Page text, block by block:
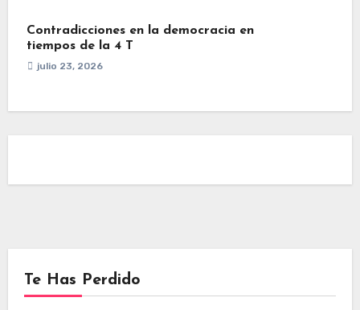
Contradicciones en la democracia en
tiempos de la 4 T
julio 23, 2026
Te Has Perdido